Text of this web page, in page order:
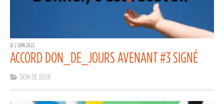
LE 2 JUIN 2022
ACCORD DON_DE_JOURS AVENANT #3 SIGNÉ
DON DE JOUR